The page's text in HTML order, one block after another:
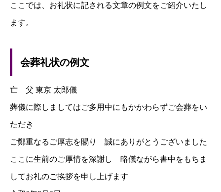
ここでは、お礼状に記される文章の例文をご紹介いたし
ます。
会葬礼状の例文
亡 父 東京 太郎儀
葬儀に際しましてはご多用中にもかかわらずご会葬をい
ただき
ご鄭重なるご厚志を賜り 誠にありがとうございました
ここに生前のご厚情を深謝し 略儀ながら書中をもちま
してお礼のご挨拶を申し上げます